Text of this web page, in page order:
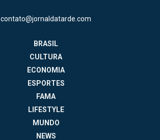
contato@jornaldatarde.com
BRASIL
CULTURA
ECONOMIA
ESPORTES
FAMA
LIFESTYLE
MUNDO
NEWS